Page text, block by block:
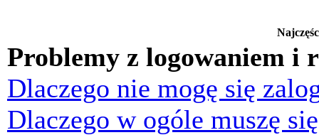
Problemy z logowaniem i
Dlaczego nie mogę się
Dlaczego w ogóle muszę